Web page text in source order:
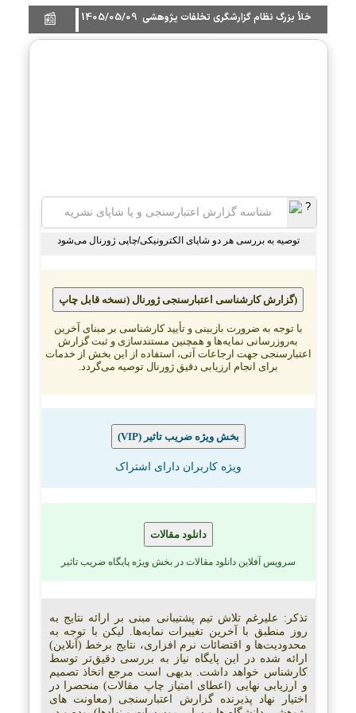
خلأ بزرگ نظام گزارشگری تخلفات پژوهشی 1405/05/09
📰
توصیه به بررسی هر دو شاپای الکترونیکی/چاپی ژورنال می‌شود
گزارش کارشناسی اعتبارسنجی ژورنال (نسخه قابل چاپ)
با توجه به ضرورت بازبینی و تأیید کارشناسی بر مبنای آخرین
به‌روزرسانی نمایه‌ها و همچنین مستندسازی و ثبت گزارش
اعتبارسنجی جهت ارجاعات آتی، استفاده از این بخش از خدمات
برای انجام ارزیابی دقیق ژورنال توصیه می‌گردد.
(VIP) بخش ویژه ضریب تاثیر
ویژه کاربران دارای اشتراک
دانلود مقالات
سرویس آفلاین دانلود مقالات در بخش ویژه پایگاه ضریب تاثیر
تذکر: علیرغم تلاش تیم پشتیبانی مبنی بر ارائه نتایج به
روز منطبق با آخرین تغییرات نمایه‌ها. لیکن با توجه به
محدودیت‌ها و اقتضائات نرم افزاری، نتایج برخط (آنلاین)
ارائه شده در این پایگاه نیاز به بررسی دقیق‌تر توسط
کارشناس خواهد داشت. بدیهی است مرجع اتخاذ تصمیم
و ارزیابی نهایی (اعطای امتیاز چاپ مقالات) منحصرا در
اختیار نهاد پذیرنده گزارش اعتبارسنجی (معاونت های